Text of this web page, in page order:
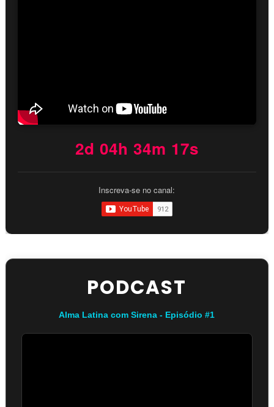
2d 04h 34m 16s
Inscreva-se no canal:
PODCAST
Alma Latina com Sirena - Episódio #1